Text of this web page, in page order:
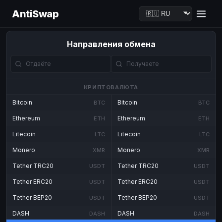
AntiSwap
Направления обмена
КРИПТОВАЛЮТА
Bitcoin BTC
Ethereum ETH
Litecoin LTC
Monero XMR
Tether TRC20 USDT
Tether ERC20 USDT
Tether BEP20 USDT
DASH DASH
Bitcoin BTC
Ethereum ETH
Litecoin LTC
Monero XMR
Tether TRC20 USDT
Tether ERC20 USDT
Tether BEP20 USDT
DASH DASH